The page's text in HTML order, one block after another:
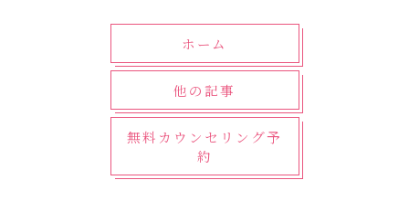
ホーム
他の記事
無料カウンセリング予
約